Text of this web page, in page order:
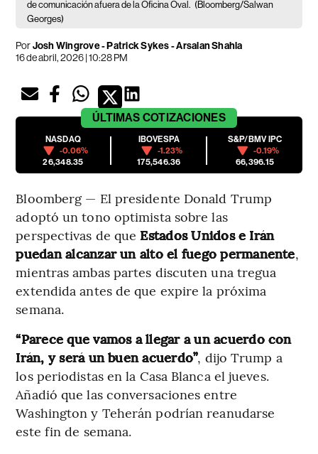
de comunicación afuera de la Oficina Oval. (Bloomberg/Salwan
Georges)
PorJosh Wingrove - Patrick Sykes - Arsalan Shahla
16 de abril, 2026 | 10:28 PM
ÚLTIMAS COTIZACIONES
NASDAQ
-0.06%
26,348.35
IBOVESPA
-1.23%
175,546.36
S&P/BMV IPC
-0.19%
66,396.15
Bloomberg — El presidente Donald Trump
adoptó un tono optimista sobre las
perspectivas de que Estados Unidos e Irán
puedan alcanzar un alto el fuego permanente,
mientras ambas partes discuten una tregua
extendida antes de que expire la próxima
semana.
“Parece que vamos a llegar a un acuerdo con
Irán, y será un buen acuerdo”, dijo Trump a
los periodistas en la Casa Blanca el jueves.
Añadió que las conversaciones entre
Washington y Teherán podrían reanudarse
este fin de semana.